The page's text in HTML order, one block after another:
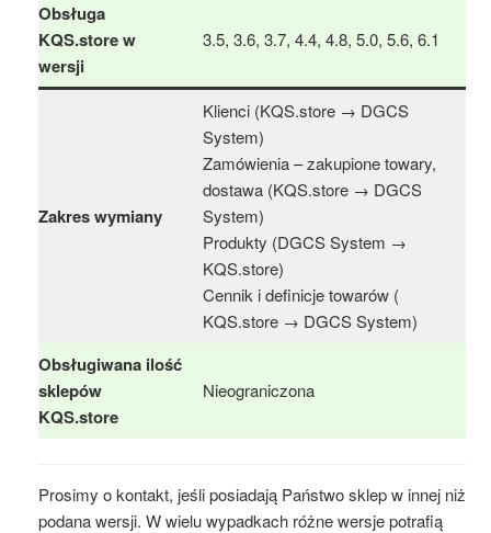
Obsługa
KQS.store w
wersji
3.5, 3.6, 3.7, 4.4, 4.8, 5.0, 5.6, 6.1
Zakres wymiany
Klienci (KQS.store → DGCS
System)
Zamówienia – zakupione towary,
dostawa (KQS.store → DGCS
System)
Produkty (DGCS System →
KQS.store)
Cennik i definicje towarów (
KQS.store → DGCS System)
Obsługiwana ilość
sklepów
KQS.store
Nieograniczona
Prosimy o kontakt, jeśli posiadają Państwo sklep w innej niż
podana wersji. W wielu wypadkach różne wersje potrafią